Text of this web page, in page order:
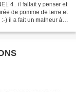
4 . il fallait y penser et
de pomme de terre et
) il a fait un malheur à